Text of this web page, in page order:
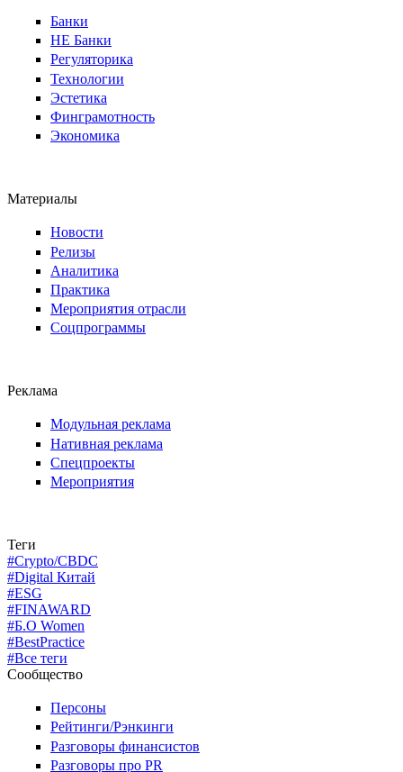
Банки
НЕ Банки
Регуляторика
Технологии
Эстетика
Финграмотность
Экономика
Материалы
Новости
Релизы
Аналитика
Практика
Мероприятия отрасли
Соцпрограммы
Реклама
Модульная реклама
Нативная реклама
Спецпроекты
Мероприятия
Теги
#Crypto/CBDC
#Digital Китай
#ESG
#FINAWARD
#Б.О Women
#BestPractice
#Все теги
Сообщество
Персоны
Рейтинги/Рэнкинги
Разговоры финансистов
Разговоры про PR